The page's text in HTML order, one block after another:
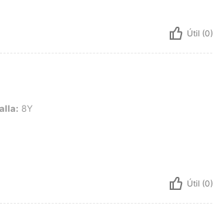
Útil (0)
8Y
Útil (0)